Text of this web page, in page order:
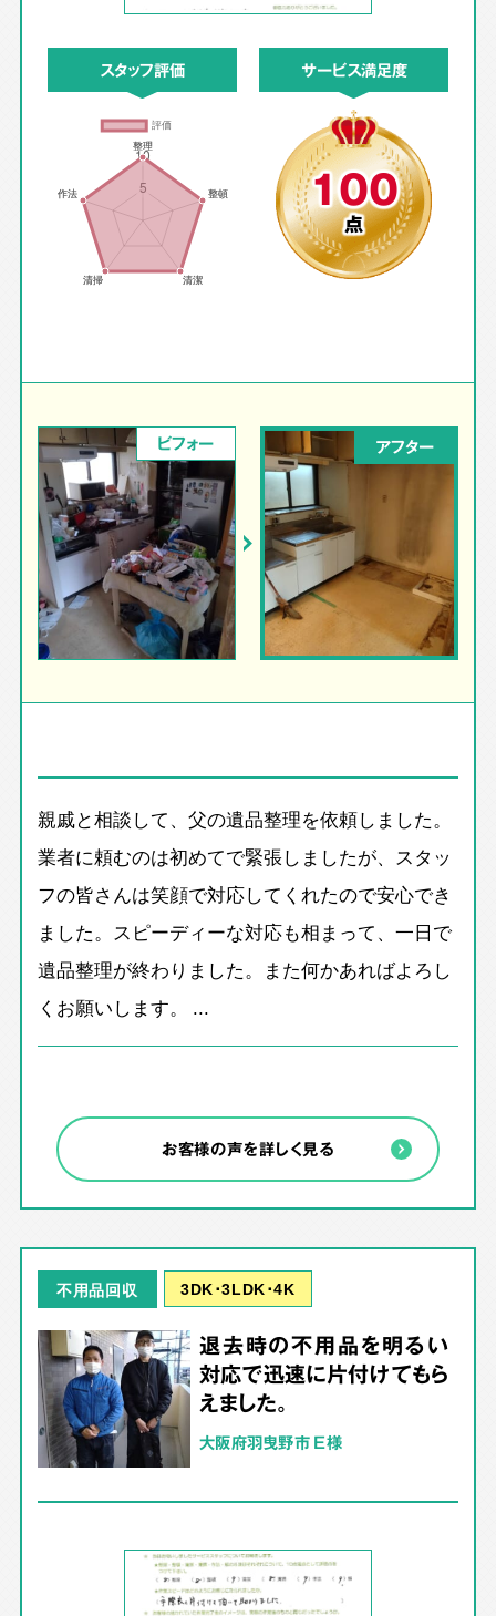
スタッフ評価 サービス満足度
100
点
ビフォー アフター
親戚と相談して、父の遺品整理を依頼しました。
業者に頼むのは初めてで緊張しましたが、スタッ
フの皆さんは笑顔で対応してくれたので安心でき
ました。スピーディーな対応も相まって、一日で
遺品整理が終わりました。また何かあればよろし
くお願いします。 ...
お客様の声を詳しく見る
不用品回収 3DK･3LDK･4K
退去時の不用品を明るい
対応で迅速に片付けてもら
えました。
大阪府羽曳野市 E様